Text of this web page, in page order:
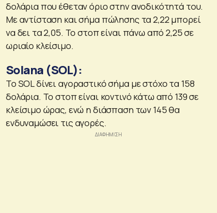
δολάρια που έθεταν όριο στην ανοδικότητά του.
Με αντίσταση και σήμα πώλησης τα 2,22 μπορεί
να δει τα 2,05. Το στοπ είναι πάνω από 2,25 σε
ωριαίο κλείσιμο.
Solana (SOL):
To SOL δίνει αγοραστικό σήμα με στόχο τα 158
δολάρια. Το στοπ είναι κοντινό κάτω από 139 σε
κλείσιμο ώρας, ενώ η διάσπαση των 145 θα
ενδυναμώσει τις αγορές.